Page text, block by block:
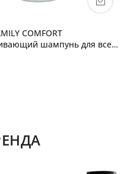
COMFORT
шампунь для всех